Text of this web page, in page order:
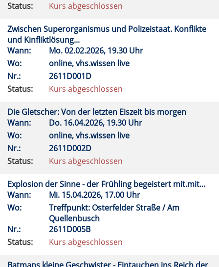
Status:
Kurs abgeschlossen
Zwischen Superorganismus und Polizeistaat. Konflikte
und Kinfliktlösung...
Wann:
Mo.02.02.2026, 19.30 Uhr
Wo:
online, vhs.wissen live
Nr.:
2611D001D
Status:
Kurs abgeschlossen
Die Gletscher: Von der letzten Eiszeit bis morgen
Wann:
Do. 16.04.2026, 19.30 Uhr
Wo:
online, vhs.wissen live
Nr.:
2611D002D
Status:
Kurs abgeschlossen
Explosion der Sinne - der Frühling begeistert mit.mit...
Wann:
Mi. 15.04.2026, 17.00 Uhr
Wo:
Treffpunkt: Osterfelder Straße / Am
Quellenbusch
Nr.:
2611D005B
Status:
Kurs abgeschlossen